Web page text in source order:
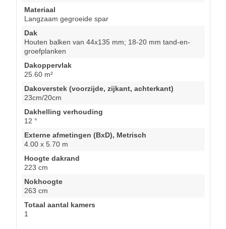
Materiaal
Langzaam gegroeide spar
Dak
Houten balken van 44x135 mm; 18-20 mm tand-en-
groefplanken
Dakoppervlak
25.60 m²
Dakoverstek (voorzijde, zijkant, achterkant)
23cm/20cm
Dakhelling verhouding
12 °
Externe afmetingen (BxD), Metrisch
4.00 x 5.70 m
Hoogte dakrand
223 cm
Nokhoogte
263 cm
Totaal aantal kamers
1